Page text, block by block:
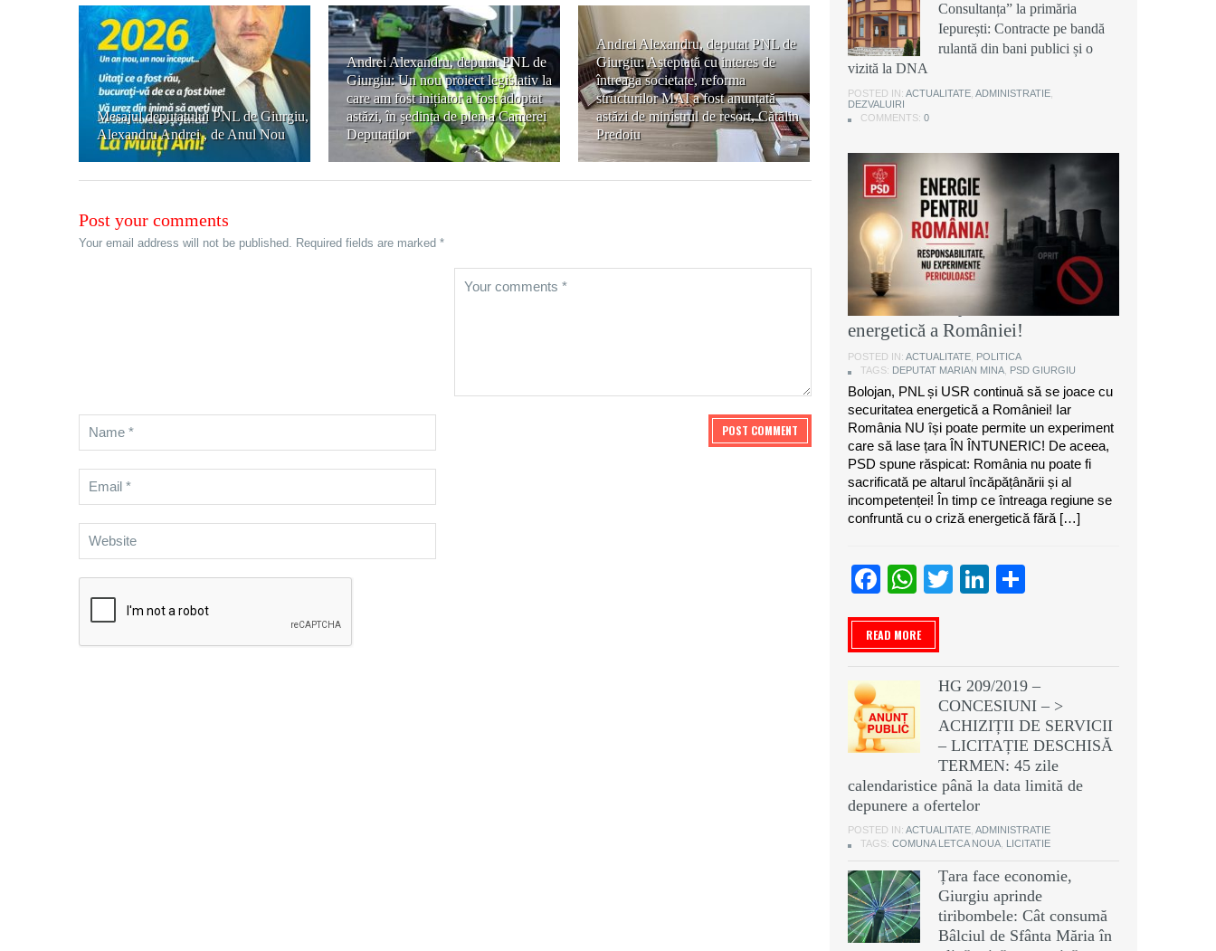
Mesajul deputatului PNL de Giurgiu,
Alexandru Andrei , de Anul Nou
Andrei Alexandru, deputat PNL de
Giurgiu: Un nou proiect legislativ la
care am fost inițiator a fost adoptat
astăzi, în ședința de plen a Camerei
Deputaților
Andrei Alexandru, deputat PNL de
Giurgiu: Așteptată cu interes de
întreaga societate, reforma
structurilor MAI a fost anunțată
astăzi de ministrul de resort, Cătălin
Predoiu
Post your comments
Your email address will not be published. Required fields are marked *
Consultanța” la primăria
Iepurești: Contracte pe bandă
rulantă din bani publici și o
vizită la DNA
POSTED IN: ACTUALITATE ADMINISTRATIE
DEZVALUIRI
COMMENTS: 0
Marian Mina, deputat PSD de
Giurgiu: Bolojan, PNL și USR
continuă să se joace cu securitatea
energetică a României!
POSTED IN: ACTUALITATE POLITICA
TAGS: DEPUTAT MARIAN MINA PSD GIURGIU
Bolojan, PNL și USR continuă să se joace cu
securitatea energetică a României! Iar
România NU își poate permite un experiment
care să lase țara ÎN ÎNTUNERIC! De aceea,
PSD spune răspicat: România nu poate fi
sacrificată pe altarul încăpățânării și al
incompetenței! În timp ce întreaga regiune se
confruntă cu o criză energetică fără […]
Facebook
WhatsApp
TwitterLinkedIn
READ MORE
HG 209/2019 –
CONCESIUNI – >
ACHIZIȚII DE SERVICII
– LICITAȚIE DESCHISĂ
TERMEN: 45 zile
calendaristice până la data limită de
depunere a ofertelor
POSTED IN: ACTUALITATE ADMINISTRATIE
TAGS: COMUNA LETCA NOUA LICITATIE
Țara face economie,
Giurgiu aprinde
tiribombele: Cât consumă
Bâlciul de Sfânta Măria în